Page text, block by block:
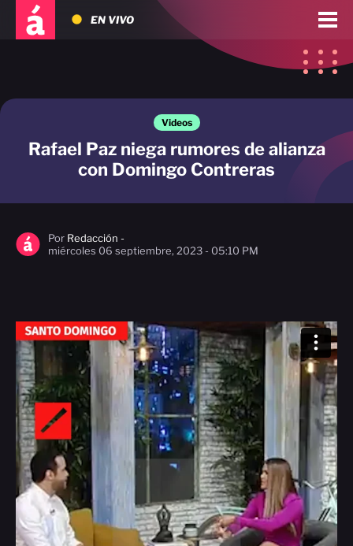
EN VIVO
Videos
Rafael Paz niega rumores de alianza
con Domingo Contreras
Por Redacción -
miércoles 06 septiembre, 2023 - 05:10 PM